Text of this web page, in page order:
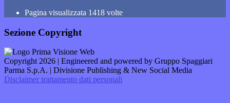
Pagina visualizzata 1418 volte
Sezione Copyright
Copyright 2026 | Engineered and powered by Gruppo Spaggiari
Parma S.p.A. | Divisione Publishing & New Social Media
Disclaimer trattamento dati personali